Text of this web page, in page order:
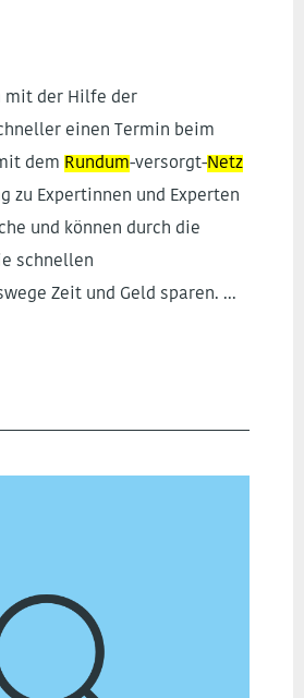
mit der Hilfe der
einen Termin beim
dem Rundum-versorgt-Netz
zu Expertinnen und Experten
und können durch die
schnellen
Zeit und Geld sparen. ...